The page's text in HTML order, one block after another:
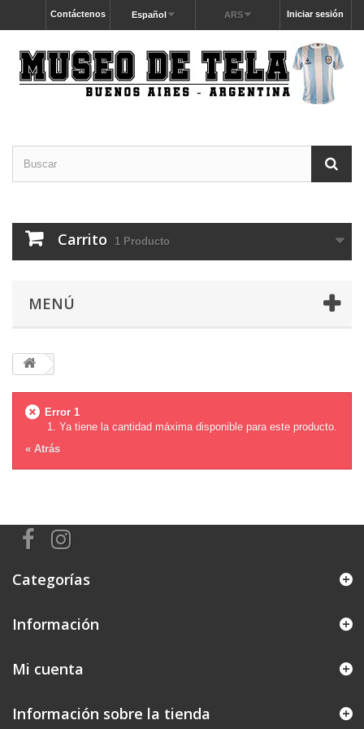
Iniciar sesión
ARS
Español
Contáctenos
Carrito 1 Producto
MENÚ
Error 1
Ya tiene la cantidad máxima disponible para este producto.
« Atrás
Categorías
Información
Mi cuenta
Información sobre la tienda